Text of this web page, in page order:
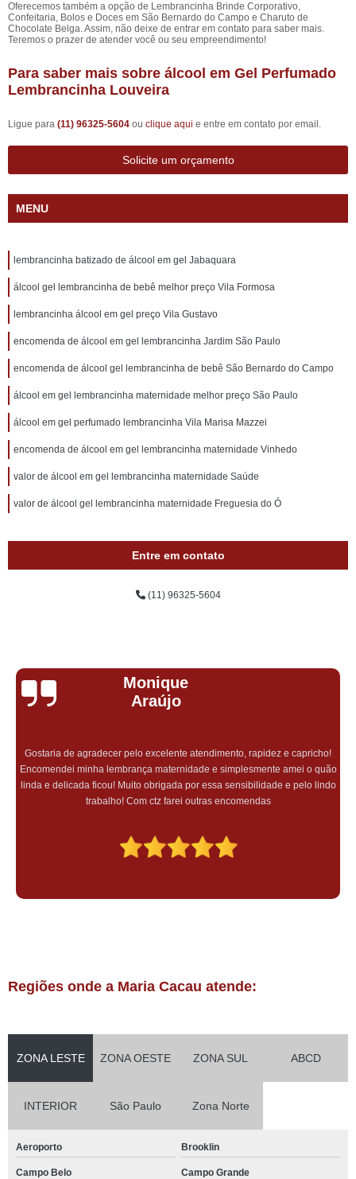
Oferecemos também a opção de Lembrancinha Brinde Corporativo,
Confeitaria, Bolos e Doces em São Bernardo do Campo e Charuto de
Chocolate Belga. Assim, não deixe de entrar em contato para saber mais.
Teremos o prazer de atender você ou seu empreendimento!
Para saber mais sobre álcool em Gel Perfumado
Lembrancinha Louveira
Ligue para (11) 96325-5604 ou clique aqui e entre em contato por email.
Solicite um orçamento
MENU
lembrancinha batizado de álcool em gel Jabaquara
álcool gel lembrancinha de bebê melhor preço Vila Formosa
lembrancinha álcool em gel preço Vila Gustavo
encomenda de álcool em gel lembrancinha Jardim São Paulo
encomenda de álcool gel lembrancinha de bebê São Bernardo do Campo
álcool em gel lembrancinha maternidade melhor preço São Paulo
álcool em gel perfumado lembrancinha Vila Marisa Mazzei
encomenda de álcool em gel lembrancinha maternidade Vinhedo
valor de álcool em gel lembrancinha maternidade Saúde
valor de álcool gel lembrancinha maternidade Freguesia do Ó
Entre em contato
(11) 96325-5604
Monique
Araújo
Gostaria de agradecer pelo excelente atendimento, rapidez e capricho!
Encomendei minha lembrança maternidade e simplesmente amei o quão
linda e delicada ficou! Muito obrigada por essa sensibilidade e pelo lindo
trabalho! Com ctz farei outras encomendas
Regiões onde a Maria Cacau atende:
ZONA LESTE ZONA OESTE ZONA SUL ABCD
INTERIOR São Paulo Zona Norte
Aeroporto Brooklin
Campo Belo Campo Grande